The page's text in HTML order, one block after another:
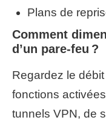
Plans de
Comment
d’un pare-feu ?
Regardez le débit
fonctions
tunnels VPN, de